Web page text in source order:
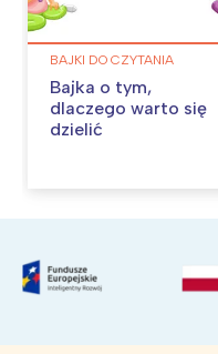
BAJKI DO CZYTANIA
Bajka o tym,
dlaczego warto się
dzielić